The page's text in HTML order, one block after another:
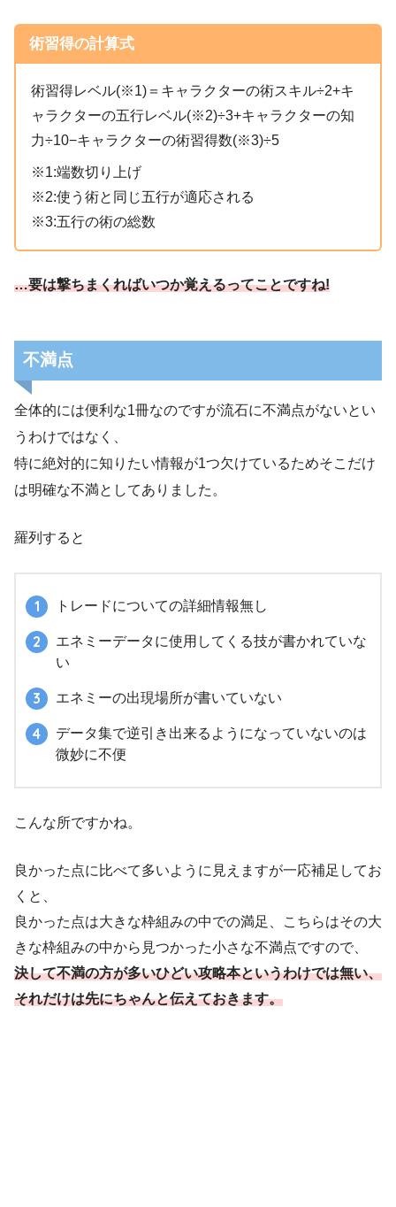
術習得の計算式
術習得レベル(※1)＝キャラクターの術スキル÷2+キ
ャラクターの五行レベル(※2)÷3+キャラクターの知
力÷10−キャラクターの術習得数(※3)÷5
※1:端数切り上げ
※2:使う術と同じ五行が適応される
※3:五行の術の総数
…要は撃ちまくればいつか覚えるってことですね!
不満点
全体的には便利な1冊なのですが流石に不満点がないとい
うわけではなく、
特に絶対的に知りたい情報が1つ欠けているためそこだけ
は明確な不満としてありました。
羅列すると
トレードについての詳細情報無し
エネミーデータに使用してくる技が書かれていな
い
エネミーの出現場所が書いていない
データ集で逆引き出来るようになっていないのは
微妙に不便
こんな所ですかね。
良かった点に比べて多いように見えますが一応補足してお
くと、
良かった点は大きな枠組みの中での満足、こちらはその大
きな枠組みの中から見つかった小さな不満点ですので、
決して不満の方が多いひどい攻略本というわけでは無い、
それだけは先にちゃんと伝えておきます。